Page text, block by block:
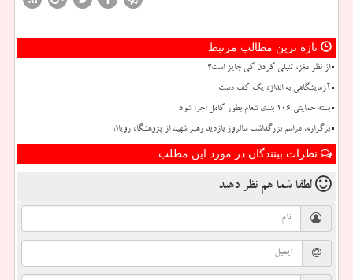
تازه ترین مطالب مرتبط
از نظر مغز، تنبلی کردن کی جایز است؟
آزمایشگاهی به اندازه یک کف دست
بسته حمایتی ۱۰۶ بندی شعام بطور کامل اجرا شود
برگزاری مراسم بزرگداشت سالروز بازدید رهبر شهید از پژوهشگاه رویان
نظرات بینندگان در مورد این مطلب
لطفا شما هم نظر دهید